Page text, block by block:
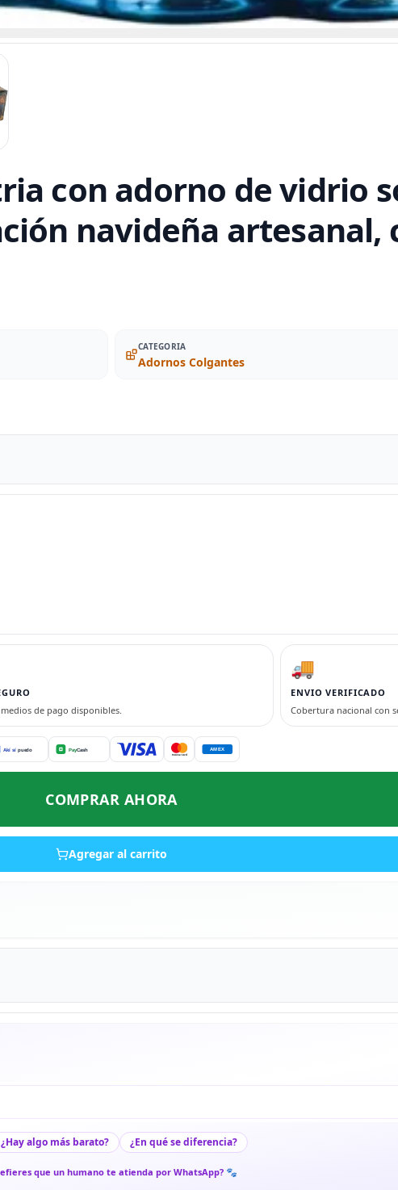
con adorno de vidrio
navideña artesanal,
CATEGORIA
Adornos Colgantes
de pago disponibles.
🚚
ENVIO VERIFICADO
Cobertura nacional con
COMPRAR AHORA
Agregar al carrito
¿Hay algo más barato? ¿En qué se diferencia?
que un humano te atienda por WhatsApp? 🐾